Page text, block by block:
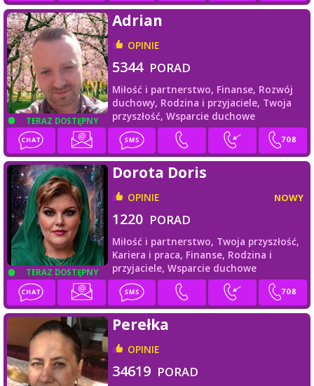
TERAZ DOSTĘPNY
Adrian
OPINIE
5344 PORAD
Miłość i partnerstwo, Finanse, Rozwój
duchowy, Rodzina i przyjaciele, Twoja
przyszłość, Wsparcie duchowe
TERAZ DOSTĘPNY
Dorota Doris
OPINIE NOWY
1220 PORAD
Miłość i partnerstwo, Twoja przyszłość,
Kariera i praca, Finanse, Rodzina i
przyjaciele, Wsparcie duchowe
Perełka
OPINIE
34619 PORAD